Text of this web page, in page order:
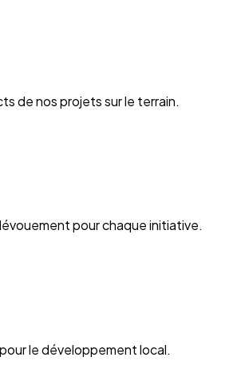
le développement local.
des vies